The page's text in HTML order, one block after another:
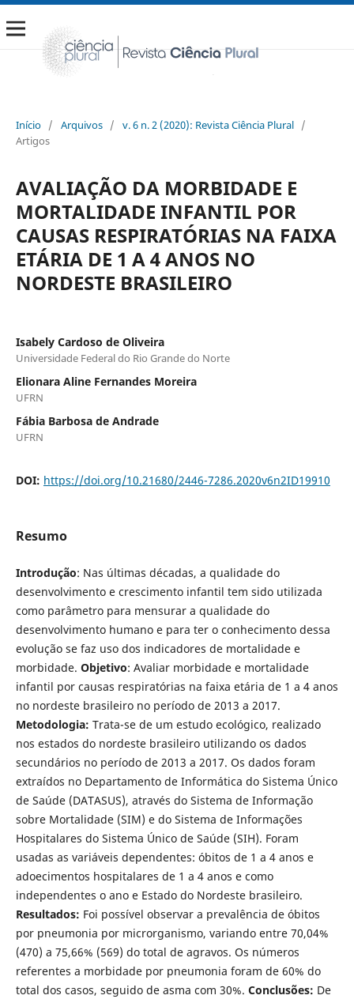
Início / Arquivos / v. 6 n. 2 (2020): Revista Ciência Plural /
Artigos
AVALIAÇÃO DA MORBIDADE E
MORTALIDADE INFANTIL POR
CAUSAS RESPIRATÓRIAS NA FAIXA
ETÁRIA DE 1 A 4 ANOS NO
NORDESTE BRASILEIRO
Isabely Cardoso de Oliveira
Universidade Federal do Rio Grande do Norte
Elionara Aline Fernandes Moreira
UFRN
Fábia Barbosa de Andrade
UFRN
DOI: https://doi.org/10.21680/2446-7286.2020v6n2ID19910
Resumo
Introdução: Nas últimas décadas, a qualidade do
desenvolvimento e crescimento infantil tem sido utilizada
como parâmetro para mensurar a qualidade do
desenvolvimento humano e para ter o conhecimento dessa
evolução se faz uso dos indicadores de mortalidade e
morbidade. Objetivo: Avaliar morbidade e mortalidade
infantil por causas respiratórias na faixa etária de 1 a 4 anos
no nordeste brasileiro no período de 2013 a 2017.
Metodologia: Trata-se de um estudo ecológico, realizado
nos estados do nordeste brasileiro utilizando os dados
secundários no período de 2013 a 2017. Os dados foram
extraídos no Departamento de Informática do Sistema Único
de Saúde (DATASUS), através do Sistema de Informação
sobre Mortalidade (SIM) e do Sistema de Informações
Hospitalares do Sistema Único de Saúde (SIH). Foram
usadas as variáveis dependentes: óbitos de 1 a 4 anos e
adoecimentos hospitalares de 1 a 4 anos e como
independentes o ano e Estado do Nordeste brasileiro.
Resultados: Foi possível observar a prevalência de óbitos
por pneumonia por microrganismo, variando entre 70,04%
(470) a 75,66% (569) do total de agravos. Os números
referentes a morbidade por pneumonia foram de 60% do
total dos casos, seguido de asma com 30%. Conclusões: De